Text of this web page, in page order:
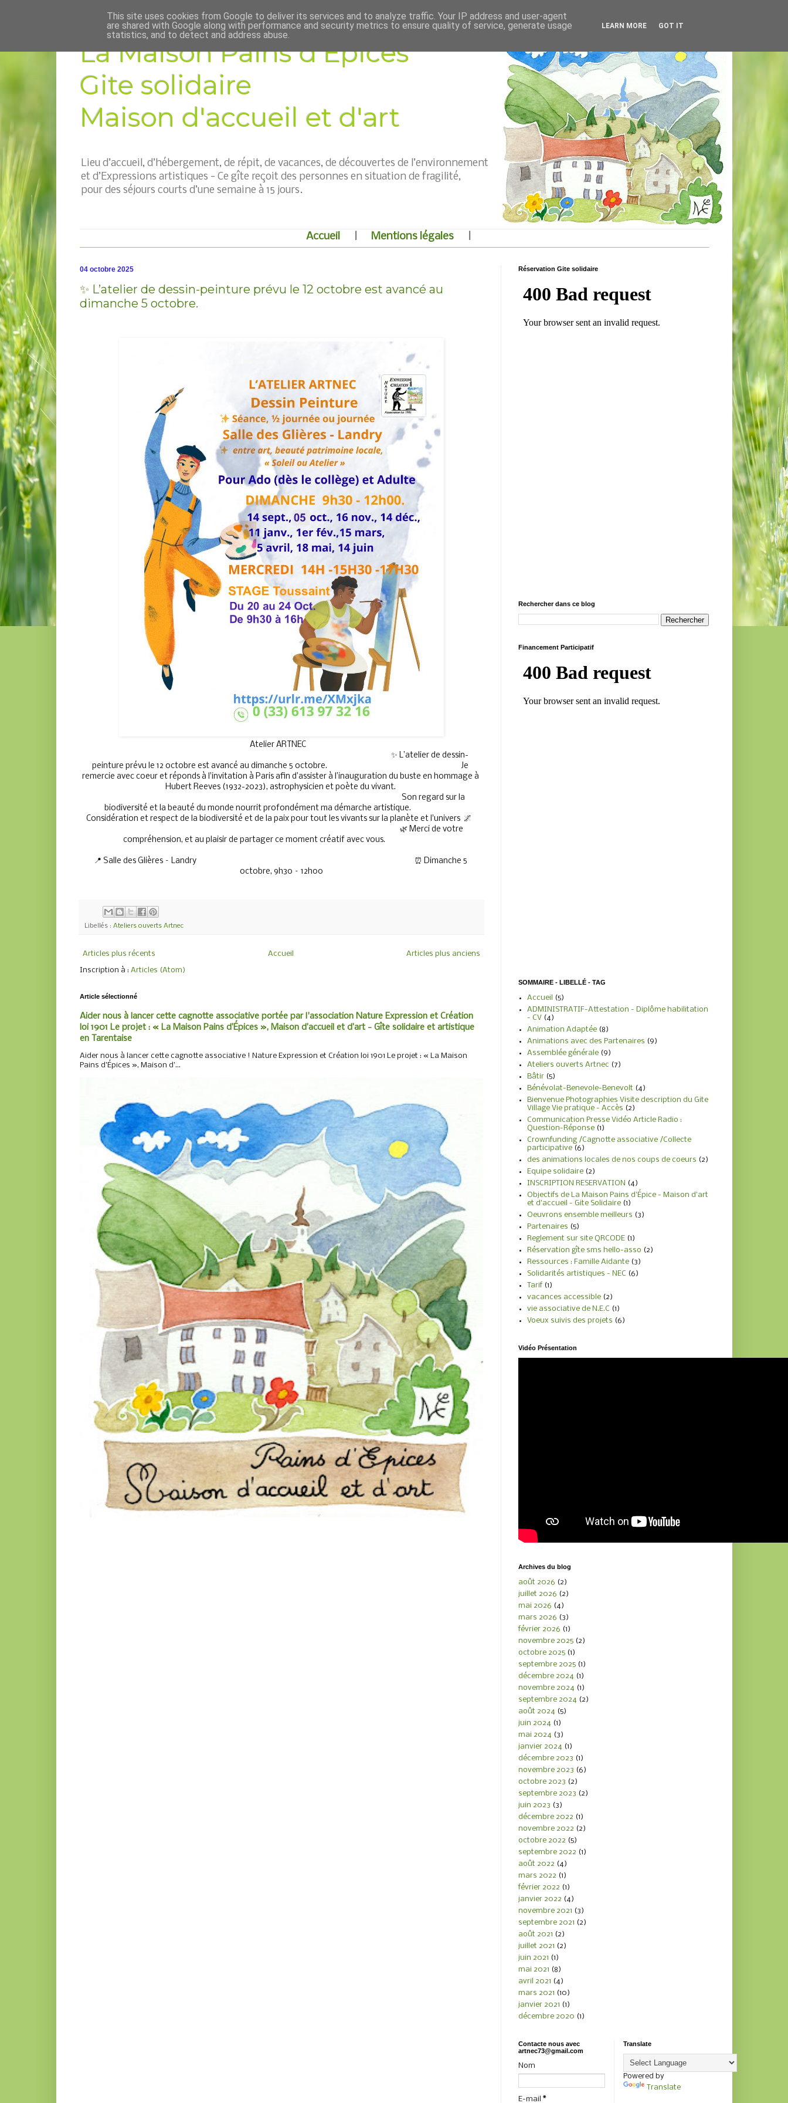
La Maison Pains d'Épices
Gite solidaire
Maison d'accueil et d'art
Lieu d’accueil, d’hébergement, de répit, de vacances, de découvertes de l’environnement
et d’Expressions artistiques - Ce gîte reçoit des personnes en situation de fragilité,
pour des séjours courts d’une semaine à 15 jours.
Accueil Mentions légales
04 octobre 2025
✨ L’atelier de dessin-peinture prévu le 12 octobre est avancé au
dimanche 5 octobre.
Atelier ARTNEC
peinture prévu le 12 octobre est avancé au dimanche 5 octobre.                                                                            Je
remercie avec coeur et réponds à l'invitation à Paris afin d’assister à l’inauguration du buste en hommage à
Hubert Reeves (1932-2023), astrophysicien et poète du vivant.
biodiversité et la beauté du monde nourrit profondément ma démarche artistique.
Considération et respect de la biodiversité et de la paix pour tout les vivants sur la planète et l'univers  🌌
compréhension, et au plaisir de partager ce moment créatif avec vous.
📍 Salle des Glières – Landry                                                                                                                            ⏰ Dimanche 5
octobre, 9h30 – 12h00
Libellés : Ateliers ouverts Artnec
Articles plus récents Articles plus anciens
Accueil
Inscription à : Articles (Atom)
Article sélectionné
Aider nous à lancer cette cagnotte associative portée par l'association Nature Expression et Création
loi 1901 Le projet : « La Maison Pains d’Épices », Maison d’accueil et d’art - Gîte solidaire et artistique
en Tarentaise
Aider nous à lancer cette cagnotte associative ! Nature Expression et Création loi 1901 Le projet : « La Maison
Pains d’Épices », Maison d’...
Réservation Gite solidaire
Rechercher dans ce blog
Financement Participatif
SOMMAIRE - LIBELLÉ - TAG
Accueil
(5)
ADMINISTRATIF-Attestation - Diplôme habilitation
- CV (4)
Animation Adaptée (8)
Animations avec des Partenaires (9)
Assemblée générale (9)
Ateliers ouverts Artnec (7)
Bâtir (5)
Bénévolat-Benevole-Benevolt (4)
Bienvenue Photographies Visite description du Gite
Village Vie pratique - Accès (2)
Communication Presse Vidéo Article Radio :
Question-Réponse (1)
Crownfunding /Cagnotte associative /Collecte
participative (6)
des animations locales de nos coups de coeurs (2)
Equipe solidaire (2)
INSCRIPTION RESERVATION (4)
Objectifs de La Maison Pains d'Épice - Maison d'art
et d'accueil - Gite Solidaire (1)
Oeuvrons ensemble meilleurs (3)
Partenaires (5)
Reglement sur site QRCODE (1)
Réservation gîte sms hello-asso (2)
Ressources : Famille Aidante (3)
Solidarités artistiques - NEC (6)
Tarif (1)
vacances accessible (2)
vie associative de N.E.C (1)
Voeux suivis des projets (6)
Vidéo Présentation
Archives du blog
août 2026 (2)
juillet 2026 (2)
mai 2026 (4)
mars 2026 (3)
février 2026 (1)
novembre 2025(2)
octobre 2025(1)
septembre 2025(1)
décembre 2024 (1)
novembre 2024 (1)
septembre 2024 (2)
août 2024 (5)
juin 2024 (1)
mai 2024 (3)
janvier 2024 (1)
décembre 2023 (1)
novembre 2023 (6)
octobre 2023 (2)
septembre 2023 (2)
juin 2023 (3)
décembre 2022 (1)
novembre 2022 (2)
octobre 2022 (5)
septembre 2022 (1)
août 2022 (4)
mars 2022 (1)
février 2022 (1)
janvier 2022 (4)
novembre 2021 (3)
septembre 2021 (2)
août 2021 (2)
juillet 2021 (2)
juin 2021 (1)
mai 2021 (8)
avril 2021 (4)
mars 2021 (10)
janvier 2021 (1)
décembre 2020 (1)
Contacte nous avec
artnec73@gmail.com
Nom
E-mail *
Translate
Powered by
Translate
This site uses cookies from Google to deliver its services and to analyze traffic. Your IP address and user-agent
are shared with Google along with performance and security metrics to ensure quality of service, generate usage
statistics, and to detect and address abuse.
LEARN MORE GOT IT